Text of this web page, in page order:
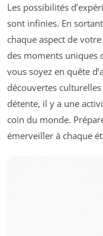
Les possibilités
sont infinies. En
chaque aspect de
des moments uniques
vous soyez en quête
découvertes
détente, il y a une
coin du monde.
émerveiller à chaque